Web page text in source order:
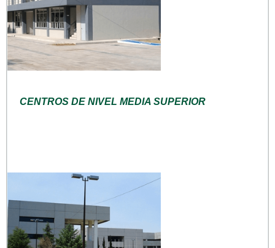
CENTROS DE NIVEL MEDIA SUPERIOR